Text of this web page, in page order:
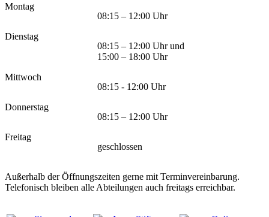
Montag
08:15 – 12:00 Uhr
Dienstag
08:15 – 12:00 Uhr und
15:00 – 18:00 Uhr
Mittwoch
08:15 - 12:00 Uhr
Donnerstag
08:15 – 12:00 Uhr
Freitag
geschlossen
Außerhalb der Öffnungszeiten gerne mit Terminvereinbarung.
Telefonisch bleiben alle Abteilungen auch freitags erreichbar.